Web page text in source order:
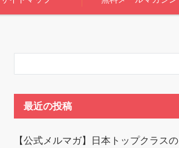
最近の投稿
【公式メルマガ】日本トップクラスの